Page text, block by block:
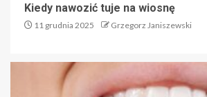
Kiedy nawozić tuje na wiosnę
11 grudnia 2025 Grzegorz Janiszewski